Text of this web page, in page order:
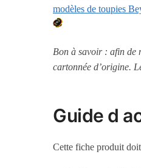
modèles de toupies
Bon à savoir : afin de
cartonnée d’origine.
Guide d
Cette fiche produit